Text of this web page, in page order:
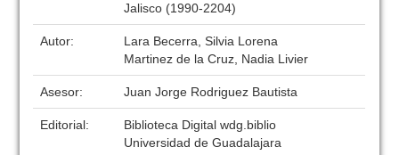
Jalisco (1990-2204)
Autor:
Lara Becerra, Silvia Lorena
Martinez de la Cruz, Nadia Livier
Asesor: Juan Jorge Rodriguez Bautista
Editorial:
Biblioteca Digital wdg.biblio
Universidad de Guadalajara